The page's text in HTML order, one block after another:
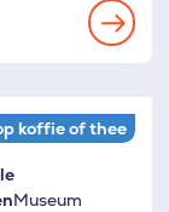
Museum
koffie of thee